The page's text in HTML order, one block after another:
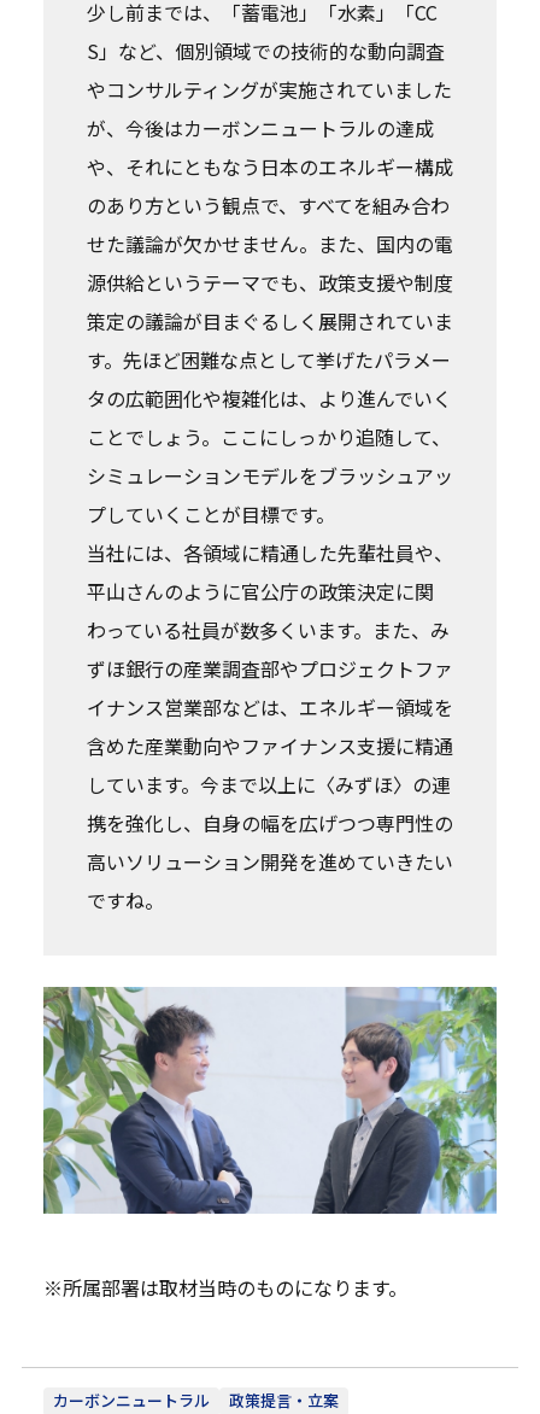
カーボンニュートラル 政策提言・立案
少し前までは、「蓄電池」「水素」「CC
S」など、個別領域での技術的な動向調査
やコンサルティングが実施されていました
が、今後はカーボンニュートラルの達成
や、それにともなう日本のエネルギー構成
のあり方という観点で、すべてを組み合わ
せた議論が欠かせません。また、国内の電
源供給というテーマでも、政策支援や制度
策定の議論が目まぐるしく展開されていま
す。先ほど困難な点として挙げたパラメー
タの広範囲化や複雑化は、より進んでいく
ことでしょう。ここにしっかり追随して、
シミュレーションモデルをブラッシュアッ
プしていくことが目標です。
当社には、各領域に精通した先輩社員や、
平山さんのように官公庁の政策決定に関
わっている社員が数多くいます。また、み
ずほ銀行の産業調査部やプロジェクトファ
イナンス営業部などは、エネルギー領域を
含めた産業動向やファイナンス支援に精通
しています。今まで以上に〈みずほ〉の連
携を強化し、自身の幅を広げつつ専門性の
高いソリューション開発を進めていきたい
ですね。
※所属部署は取材当時のものになります。